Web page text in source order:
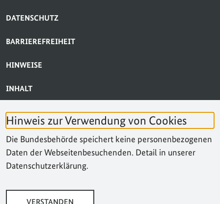
Hinweis zur Verwendung von Cookies
Die Bundesbehörde speichert keine personenbezogenen
Daten der Webseitenbesuchenden. Detail in unserer
Datenschutzerklärung.
VERSTANDEN
DATENSCHUTZ
BARRIEREFREIHEIT
HINWEISE
INHALT
BARRIERE MELDEN
KONTAKT
SUCHE